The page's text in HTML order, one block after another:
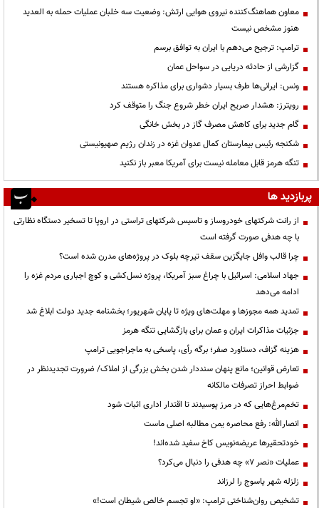
معاون هماهنگ‌کننده نیروی هوایی ارتش: وضعیت سه خلبان عملیات حمله به العدید
هنوز مشخص نیست
ترامپ: ترجیح می‌دهم با ایران به توافق برسم
گزارشی از حادثه دریایی در سواحل عمان
ونس: ایرانی‌ها طرف بسیار دشواری برای مذاکره هستند
رویترز: هشدار صریح ایران خطر شروع جنگ را متوقف کرد
گام جدید برای کاهش مصرف گاز در بخش خانگی
شکنجه رئیس بیمارستان کمال عدوان غزه در زندان رژیم صهیونیستی
تنگه هرمز قابل معامله نیست برای آمریکا معبر باز نکنید
پربازدید ها
از رانت‌ شرکتهای خودروساز و تاسیس شرکتهای تراستی در اروپا تا تسخیر دستگاه نظارتی
با چه هدفی صورت گرفته است
چرا قالب وافل جایگزین سقف تیرچه بلوک در پروژه‌های مدرن شده است؟
جهاد اسلامی: اسرائیل با چراغ سبز آمریکا، پروژه نسل‌کشی و کوچ اجباری مردم غزه را
ادامه می‌دهد
تمدید همه مجوزها و مهلت‌های ویژه تا پایان شهریور؛ بخشنامه جدید دولت ابلاغ شد
جزئیات مذاکرات ایران و عمان برای بازگشایی تنگه هرمز
هزینه گزاف، دستاورد صفر؛ برگه رأی، پاسخی به ماجراجویی ترامپ
تعارض قوانین؛ مانع پنهان سنددار شدن بخش بزرگی از املاک/ ضرورت تجدیدنظر در
ضوابط احراز تصرفات مالکانه
تخم‌مرغ‌هایی که در مرز پوسیدند تا اقتدار اداری اثبات شود
انصارالله: رفع محاصره یمن مطالبه اصلی ماست
خودتحقیرها عریضه‌نویس کاخ سفید شده‌اند!
عملیات «نصر ۷» چه هدفی را دنبال می‌کرد؟
زلزله شهر یاسوج را لرزاند
تشخیص روان‌شناختی ترامپ: «او تجسم خالص شیطان است!»